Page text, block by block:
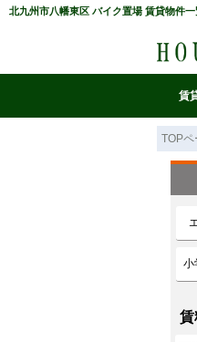
北九州市八幡東区 バイク置場 賃貸物件
賃
お
マ
TOPペ
小
賃